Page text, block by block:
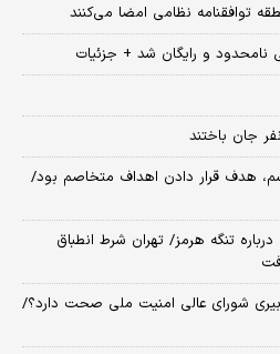
و رایگان شد + جزئیات
هدف قرار دادن اهداف متخاصم بود/
تنگه هرمز/ تهران شرط انطباق
شورای عالی امنیت ملی صحت دارد؟/